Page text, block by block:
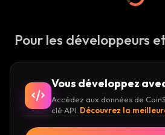
Pour les développeurs
Vous développez
Accédez aux données de
clé API. Découvrez la